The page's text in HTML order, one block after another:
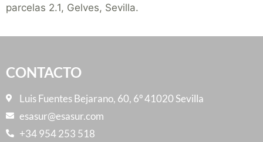
parcelas 2.1, Gelves, Sevilla.
CONTACTO
Luis Fuentes Bejarano, 60, 6º 41020 Sevilla
esasur@esasur.com
+34 954 253 518